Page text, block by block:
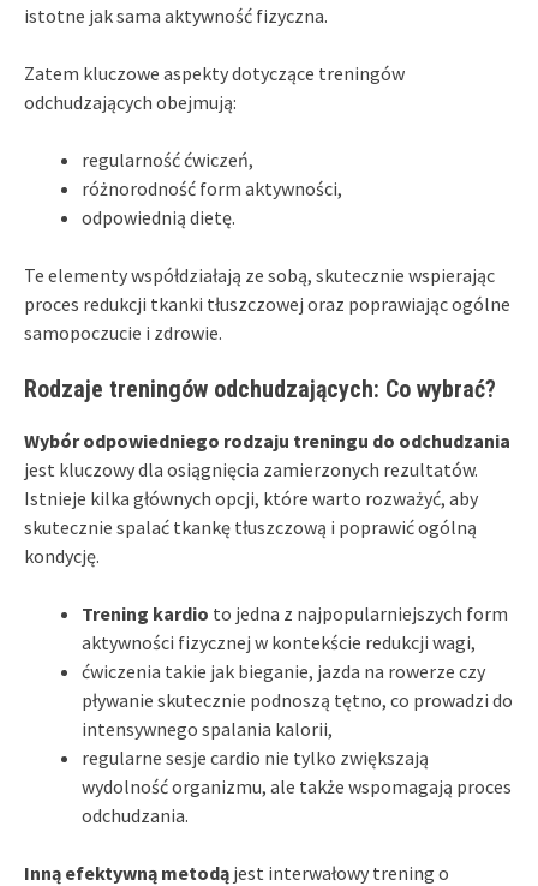
istotne jak sama aktywność fizyczna.
Zatem kluczowe aspekty dotyczące treningów
odchudzających obejmują:
regularność ćwiczeń,
różnorodność form aktywności,
odpowiednią dietę.
Te elementy współdziałają ze sobą, skutecznie wspierając
proces redukcji tkanki tłuszczowej oraz poprawiając ogólne
samopoczucie i zdrowie.
Rodzaje treningów odchudzających: Co wybrać?
Wybór odpowiedniego rodzaju treningu do odchudzania
jest kluczowy dla osiągnięcia zamierzonych rezultatów.
Istnieje kilka głównych opcji, które warto rozważyć, aby
skutecznie spalać tkankę tłuszczową i poprawić ogólną
kondycję.
Trening kardio to jedna z najpopularniejszych form
aktywności fizycznej w kontekście redukcji wagi,
ćwiczenia takie jak bieganie, jazda na rowerze czy
pływanie skutecznie podnoszą tętno, co prowadzi do
intensywnego spalania kalorii,
regularne sesje cardio nie tylko zwiększają
wydolność organizmu, ale także wspomagają proces
odchudzania.
Inną efektywną metodą jest interwałowy trening o